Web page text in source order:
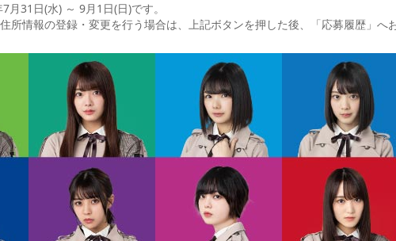
31日(水) ～ 9月1日(日)です。
所情報の登録・変更を行う場合は、上記ボタンを押した後、「応募履歴」へ